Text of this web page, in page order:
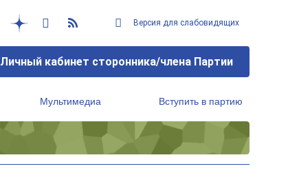
Версия для слабовидящих
Личный кабинет сторонника/члена Партии
Мультимедиа Вступить в партию